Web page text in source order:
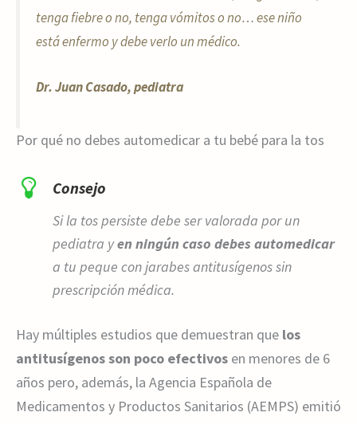
tenga fiebre o no, tenga vómitos o no… ese niño
está enfermo y debe verlo un médico.
Dr. Juan Casado, pediatra
Por qué no debes automedicar a tu bebé para la tos
Consejo
Si la tos persiste debe ser valorada por un
pediatra yen ningún caso debes automedicar
a tu peque con jarabes antitusígenos sin
prescripción médica.
Hay múltiples estudios que demuestran que los
antitusígenos son poco efectivos en menores de 6
años pero, además, la Agencia Española de
Medicamentos y Productos Sanitarios (AEMPS) emitió